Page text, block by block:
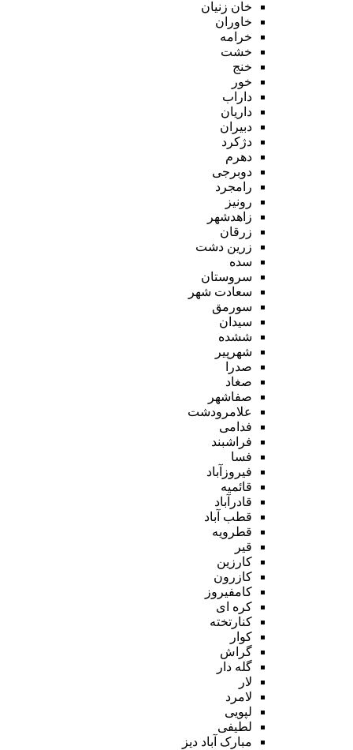
خان زنیان
خاوران
خرامه
خشت
خنج
خور
داراب
داریان
دبیران
دژکرد
دهرم
دوبرجی
رامجرد
رونیز
زاهدشهر
زرقان
زرین دشت
سده
سروستان
سعادت شهر
سورمق
سیدان
ششده
شهرپیر
صدرا
صغاد
صفاشهر
علامرودشت
فدامی
فراشبند
فسا
فیروزآباد
قائمیه
قادرآباد
قطب آباد
قطرویه
قیر
کارزین
کازرون
کامفیروز
کره ای
کنارتخته
کوار
گراش
گله دار
لار
لامرد
لپویی
لطیفی
مبارک آباد دیز